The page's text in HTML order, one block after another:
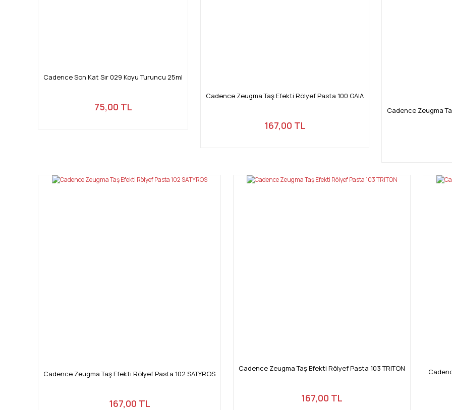
Cadence Son Kat Sır 029 Koyu Turuncu 25ml
75,00 TL
Cadence Zeugma Taş Efekti Rölyef Pasta 100 GAIA
167,00 TL
Cadence Zeugma
Cadence Zeugma Taş Efekti Rölyef Pasta 102 SATYROS
167,00 TL
Cadence Zeugma Taş Efekti Rölyef Pasta 103 TRITON
167,00 TL